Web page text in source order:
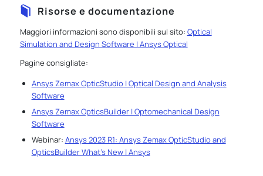
Risorse e documentazione
Maggiori informazioni sono disponibili sul sito: Optical
Simulation and Design Software | Ansys Optical
Pagine consigliate:
Ansys Zemax OpticStudio | Optical Design and Analysis
Software
Ansys Zemax OpticsBuilder | Optomechanical Design
Software
Webinar: Ansys 2023 R1: Ansys Zemax OpticStudio and
OpticsBuilder What’s New | Ansys